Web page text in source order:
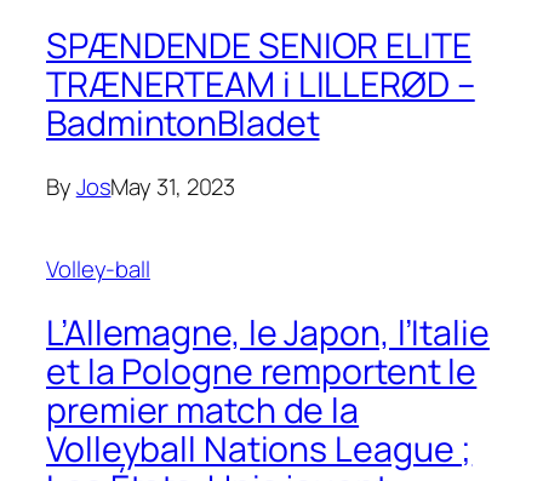
SPÆNDENDE SENIOR ELITE
TRÆNERTEAM i LILLERØD –
BadmintonBladet
ByJosMay 31, 2023
Volley-ball
L’Allemagne, le Japon, l’Italie
et la Pologne remportent le
premier match de la
Volleyball Nations League ;